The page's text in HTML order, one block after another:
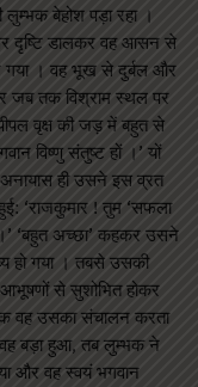
बेहोश पड़ा रहा ।
दृष्टि डालकर वह आसन से
गया । वह भूख से दुर्बल और
जब तक विश्राम स्थल पर
वृक्ष की जड़ में बहुत से
विष्णु संतुष्ट हों ।’ यों
ही उसने इस व्रत
‘राजकुमार ! तुम ‘सफला
‘बहुत अच्छा’ कहकर उसने
हो गया । तबसे उसकी
आभूषणों से सुशोभित होकर
वह उसका संचालन करता
बड़ा हुआ, तब लुम्भक ने
और वह स्वयं भगवान